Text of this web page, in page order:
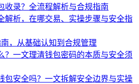
收录？全流程解析与合规指南
解析，在哪交易、实操步骤与安全指
，从基础认知到合规管理
？一文理清钱包密码的本质与安全须
包安全吗？一文拆解安全边界与实操